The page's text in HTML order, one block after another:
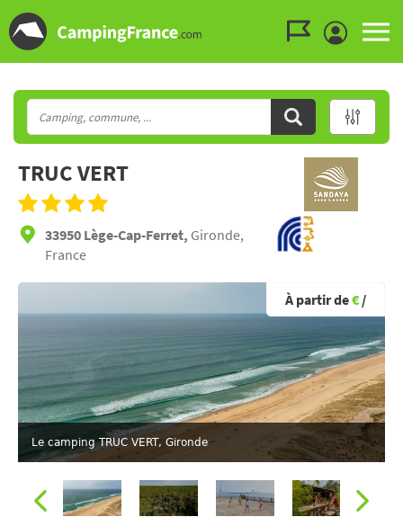
TRUC VERT
33950 Lège-Cap-Ferret, Gironde,
France
Le camping TRUC VERT, Gironde
À partir de€ /